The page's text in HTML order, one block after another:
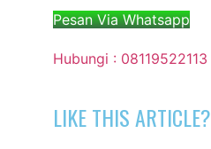
Pesan Via Whatsapp
Hubungi : 08119522113
LIKE THIS ARTICLE?